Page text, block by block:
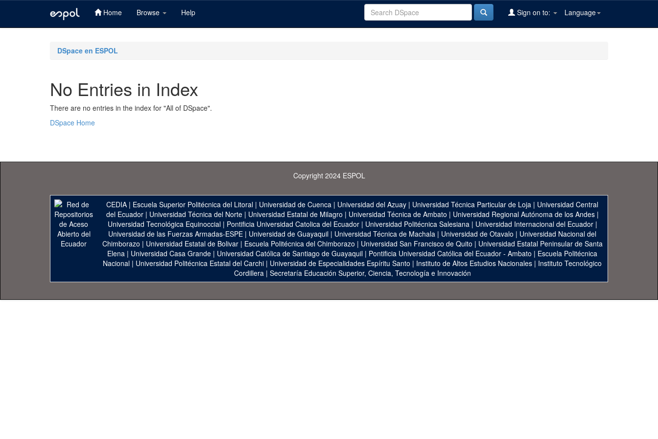
Home Browse Help Language
Sign on to:
DSpace en ESPOL
No Entries in Index
There are no entries in the index for "All of DSpace".
DSpace Home
Copyright 2024 ESPOL
CEDIA | Escuela Superior Politécnica del Litoral | Universidad de Cuenca | Universidad del Azuay | Universidad Técnica Particular de Loja | Universidad Central
del Ecuador| Universidad Técnica del Norte| Universidad Estatal de Milagro | Universidad Técnica de Ambato | Universidad Regional Autónoma de los Andes|
Universidad Tecnológica Equinoccial| Pontificia Universidad Catolica del Ecuador| Universidad Politécnica Salesiana| Universidad Internacional del Ecuador|
Universidad de las Fuerzas Armadas-ESPE | Universidad de Guayaquil | Universidad Técnica de Machala | Universidad de Otavalo | Universidad Nacional del
Chimborazo | Universidad Estatal de Bolivar| Escuela Politécnica del Chimborazo | Universidad San Francisco de Quito | Universidad Estatal Peninsular de Santa
Elena | Universidad Casa Grande | Universidad Católica de Santiago de Guayaquil | Pontificia Universidad Católica del Ecuador - Ambato | Escuela Politécnica
Nacional | Universidad Politécnica Estatal del Carchi | Universidad de Especialidades Espíritu Santo | Instituto de Altos Estudios Nacionales | Instituto Tecnológico
Cordillera| Secretaría Educación Superior, Ciencia, Tecnología e Innovación